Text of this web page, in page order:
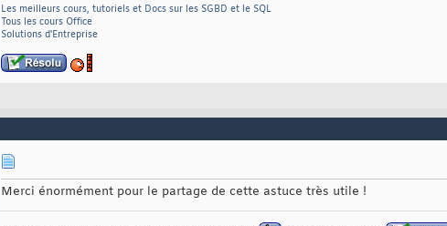
Les meilleurs cours, tutoriels et Docs sur les SGBD et le SQL
Tous les cours Office
Solutions d'Entreprise
Merci énormément pour le partage de cette astuce très utile !